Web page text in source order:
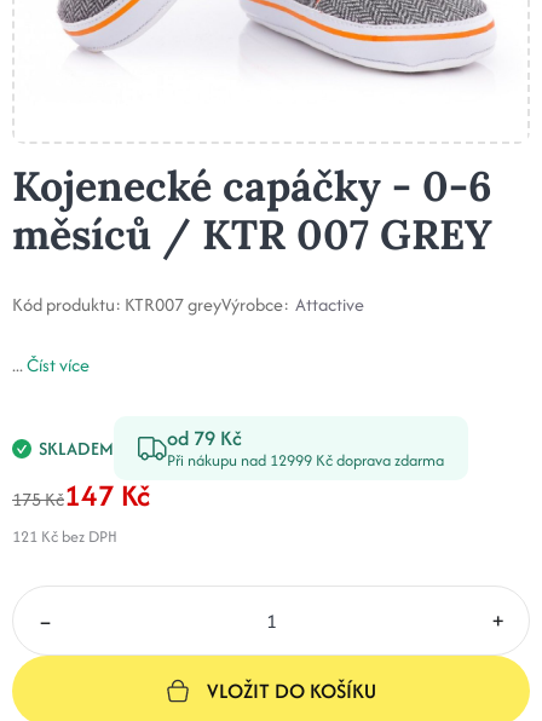
Kojenecké capáčky - 0-6
měsíců / KTR 007 GREY
Kód produktu: KTR007 greyVýrobce: Attactive
...Číst více
SKLADEM od 79 Kč
Při nákupu nad 12999 Kč doprava zdarma
175 Kč147 Kč
121 Kč bez DPH
– +
VLOŽIT DO KOŠÍKU